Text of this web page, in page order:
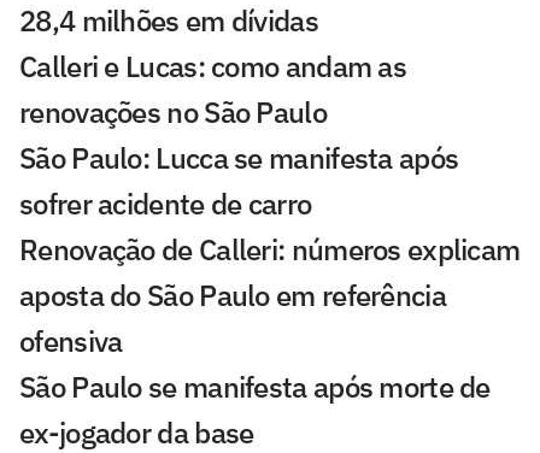
28,4 milhões em dívidas
Calleri e Lucas: como andam as
renovações no São Paulo
São Paulo: Lucca se manifesta após
sofrer acidente de carro
Renovação de Calleri: números explicam
aposta do São Paulo em referência
ofensiva
São Paulo se manifesta após morte de
ex-jogador da base